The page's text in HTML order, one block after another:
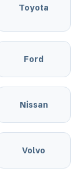
Toyota
Ford
Nissan
Volvo